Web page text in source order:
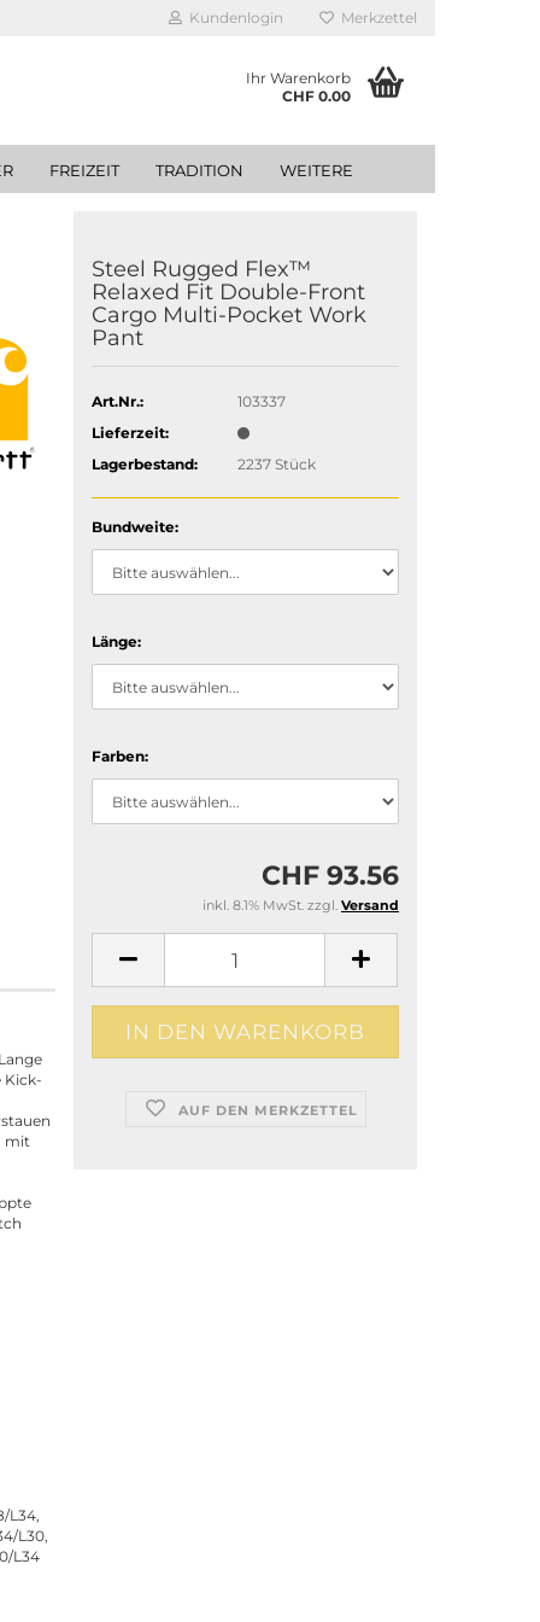
Kundenlogin Merkzettel
Ihr Warenkorb
CHF 0.00
FREIZEIT TRADITION WEITERE
Steel Rugged Flex™
Relaxed Fit Double-Front
Cargo Multi-Pocket Work
Pant
Art.Nr.:
103337
Lieferzeit:
Lagerbestand:
2237Stück
Bundweite:
Länge:
Farben:
CHF 93.56
inkl. 8.1% MwSt. zzgl. Versand
AUF DEN MERKZETTEL
Kick-
mit
L34,
L30,
L34